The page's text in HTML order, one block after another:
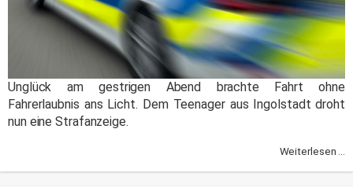
Unglück am gestrigen Abend brachte Fahrt ohne
Fahrerlaubnis ans Licht. Dem Teenager aus Ingolstadt droht
nun eine Strafanzeige.
Weiterlesen ...